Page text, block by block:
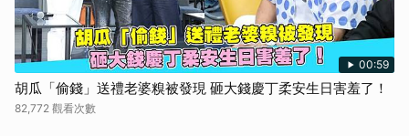
00:59
胡瓜「偷錢」送禮老婆糗被發現 砸大錢慶丁柔安生日害羞了！
82,772 觀看次數